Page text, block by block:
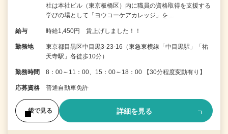
社は本社ビル（東京板橋区）内に職員の資格取得を支援する
学びの場として「ヨウコーケアカレッジ」を…
給与 時給1,450円 賃上げしました！！
勤務地
東京都目黒区中目黒3-23-16（東急東横線「中目黒駅」「祐
天寺駅」各徒歩10分）
勤務時間 8：00～11：00、15：00～18：00 【30分程度変動有り】
応募資格 普通自動車免許
後で見る 詳細を見る